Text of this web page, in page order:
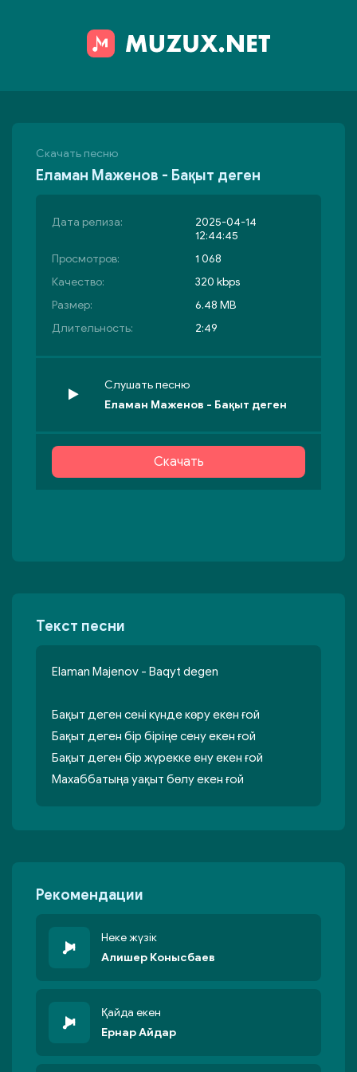
Скачать песню
Еламан Маженов - Бақыт деген
Дата релиза:
2025-04-14
12:44:45
Просмотров:
1 068
Качество:
320 kbps
Размер:
6.48 MB
Длительность:
2:49
Слушать песню
Еламан Маженов - Бақыт деген
Скачать
Текст песни
Elaman Majenov - Baqyt degen
Бақыт деген сені күнде көру екен ғой
Бақыт деген бір біріңе сену екен ғой
Бақыт деген бір жүрекке ену екен ғой
Махаббатыңа уақыт бөлу екен ғой
Рекомендации
Неке жүзік
Алишер Конысбаев
Қайда екен
Ернар Айдар